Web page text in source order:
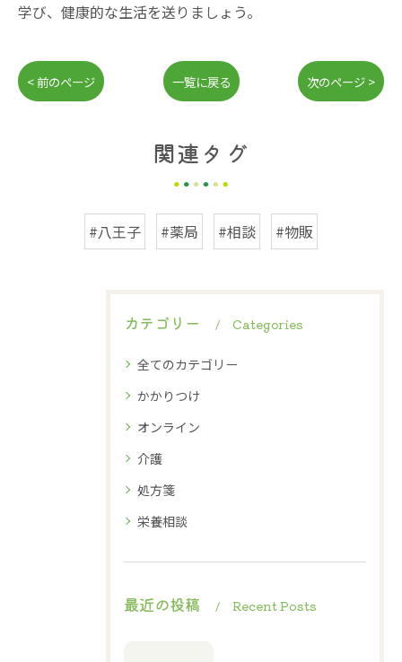
学び、健康的な生活を送りましょう。
< 前のページ 一覧に戻る 次のページ >
関連タグ
#八王子 #薬局 #相談 #物販
カテゴリー Categories
全てのカテゴリー
かかりつけ
オンライン
介護
処方箋
栄養相談
最近の投稿 Recent Posts